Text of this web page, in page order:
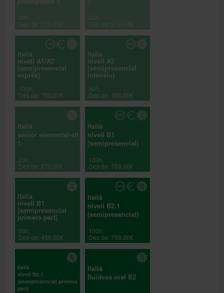
20h.
Des de: 270,00€
20h.
Des de: 270,00€
Italià
nivell A1/A2
(semipresencial
exprés)
100h.
Des de: 759,00€
Italià
nivell A2
(semipresencial
intensiu)
50h.
Des de: 456,00€
Italià
sènior elemental-alt
1
20h.
Des de: 270,00€
Italià
nivell B1
(semipresencial)
100h.
Des de: 759,00€
Italià
nivell B1
(semipresencial
primera part)
50h.
Des de: 456,00€
Italià
nivell B2.1
(semipresencial)
100h.
Des de: 759,00€
Italià
nivell B2.1
(semipresencial primera
part)
Italià
fluïdesa oral B2